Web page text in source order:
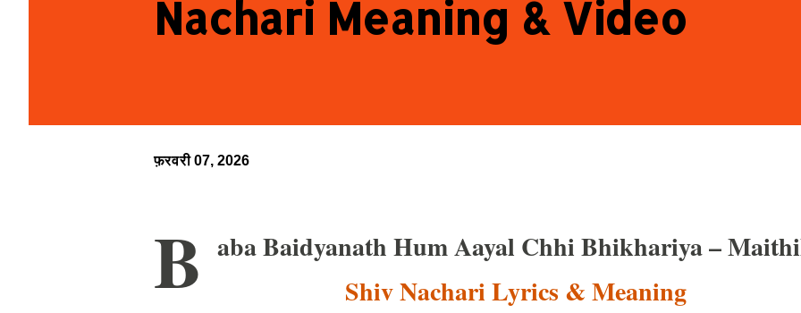
Nachari Meaning & Video
फ़रवरी 07, 2026
B aba Baidyanath Hum Aayal Chhi Bhikhariya –
Shiv Nachari Lyrics & Meaning